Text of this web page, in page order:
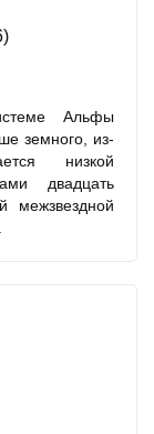
Альфы
земного, из-
низкой
двадцать
межзвездной